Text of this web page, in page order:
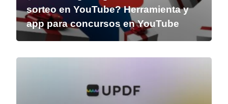
sorteo en YouTube? Herramienta y
app para concursos en YouTube